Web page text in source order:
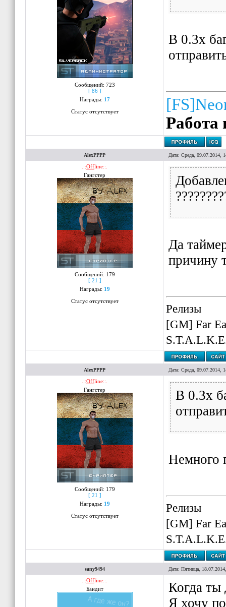
Сообщений: 723
[ 86 ]
Награды: 17
Статус отсутствует
В 0.3x
Работа
AlexPPPP Дата: Среда, 09.07.2014,
.::Offline::.
Гангстер
Сообщений: 179
[ 21 ]
Награды: 19
Статус отсутствует
Да
причину
Релизы
[GM] Far
AlexPPPP Дата: Среда, 09.07.2014,
.::Offline::.
Гангстер
Сообщений: 179
[ 21 ]
Награды: 19
Статус отсутствует
В 0.3x
Немного
Релизы
[GM] Far
sany9494 Дата: Пятница,
.::Offline::.
Бандит
Когда ты
Я хочу